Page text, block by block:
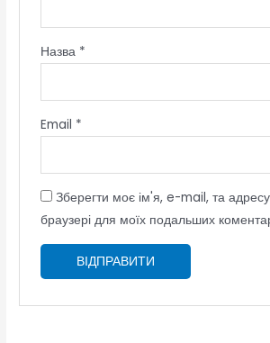
Назва *
Email *
Зберегти моє ім'я, e-mail, та
браузері для моїх подальших